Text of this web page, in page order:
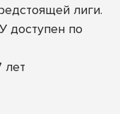
лиги.
доступен по
лет